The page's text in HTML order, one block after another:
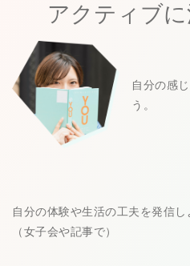
アクティブ
自分の感
う。
自分の体験や生活の工夫を発信し
（女子会や記事で）